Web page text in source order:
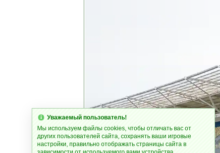
Уважаемый пользователь!
Мы используем файлы cookies, чтобы отличать вас от
других пользователей сайта, сохранять ваши игровые
настройки, правильно отображать страницы сайта в